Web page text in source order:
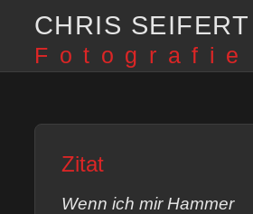
CHRIS SEIFERT
Fotografie
Zitat
Wenn ich mir Hammer